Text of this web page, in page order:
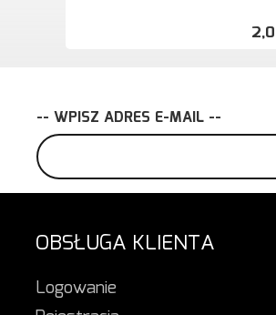
2,
-- WPISZ ADRES E-MAIL --
OBSŁUGA KLIENTA
Logowanie